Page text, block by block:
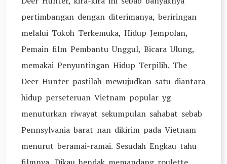
pertimbangan dengan diterimanya, beriringan
melalui Tokoh Terkemuka, Hidup Jempolan,
Pemain film Pembantu Unggul, Bicara Ulung,
memakai Penyuntingan Hidup Terpilih. The
Deer Hunter pastilah mewujudkan satu diantara
hidup perseteruan Vietnam popular yg
menuturkan riwayat sekumpulan sahabat sebab
Pennsylvania barat nan dikirim pada Vietnam
menurut beramai-ramai. Sesudah Engkau tahu